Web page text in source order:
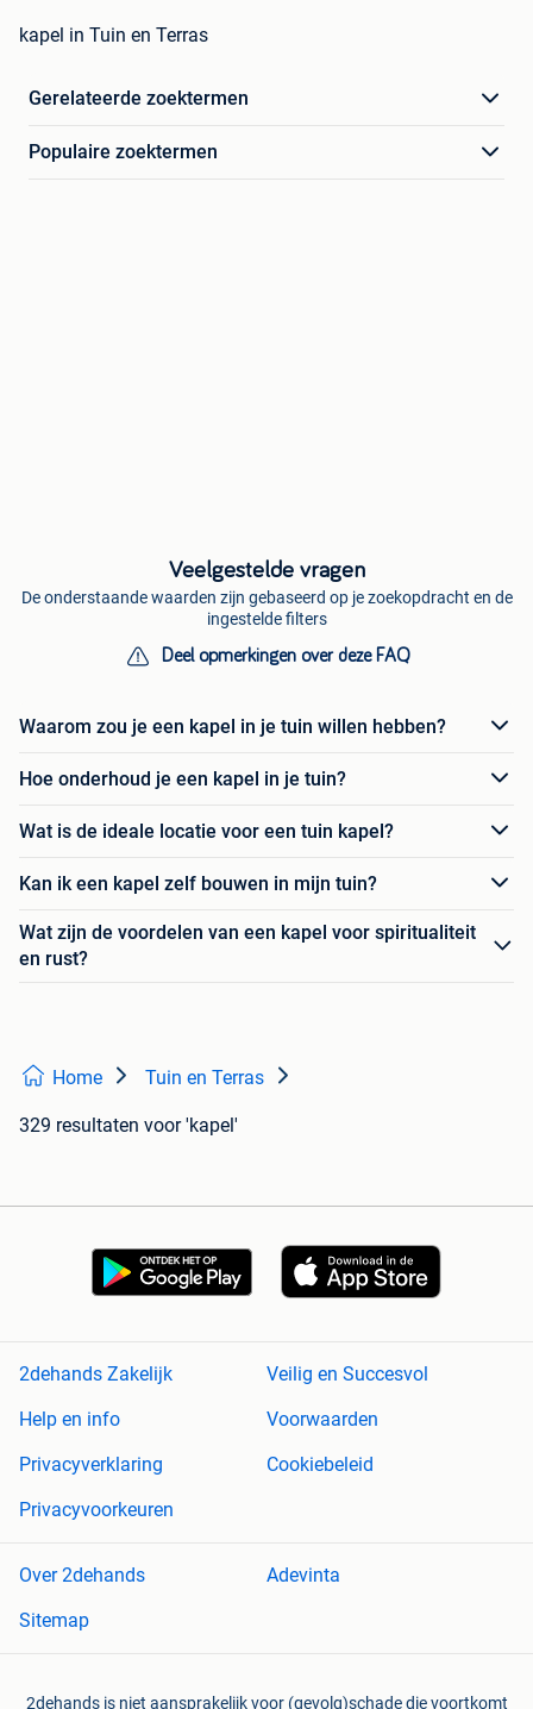
kapel in Tuin en Terras
Gerelateerde zoektermen
Populaire zoektermen
Veelgestelde vragen
De onderstaande waarden zijn gebaseerd op je zoekopdracht en de
ingestelde filters
Deel opmerkingen over deze FAQ
Waarom zou je een kapel in je tuin willen hebben?
Hoe onderhoud je een kapel in je tuin?
Wat is de ideale locatie voor een tuin kapel?
Kan ik een kapel zelf bouwen in mijn tuin?
Wat zijn de voordelen van een kapel voor spiritualiteit
en rust?
Home Tuin en Terras
329 resultaten voor 'kapel'
2dehands Zakelijk
Veilig en Succesvol
Help en info
Voorwaarden
Privacyverklaring
Cookiebeleid
Privacyvoorkeuren
Over 2dehands
Adevinta
Sitemap
2dehands is niet aansprakelijk voor (gevolg)schade die voortkomt